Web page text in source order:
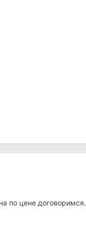
по цене договоримся.